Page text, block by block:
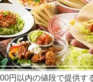
円以内の値段で提供す